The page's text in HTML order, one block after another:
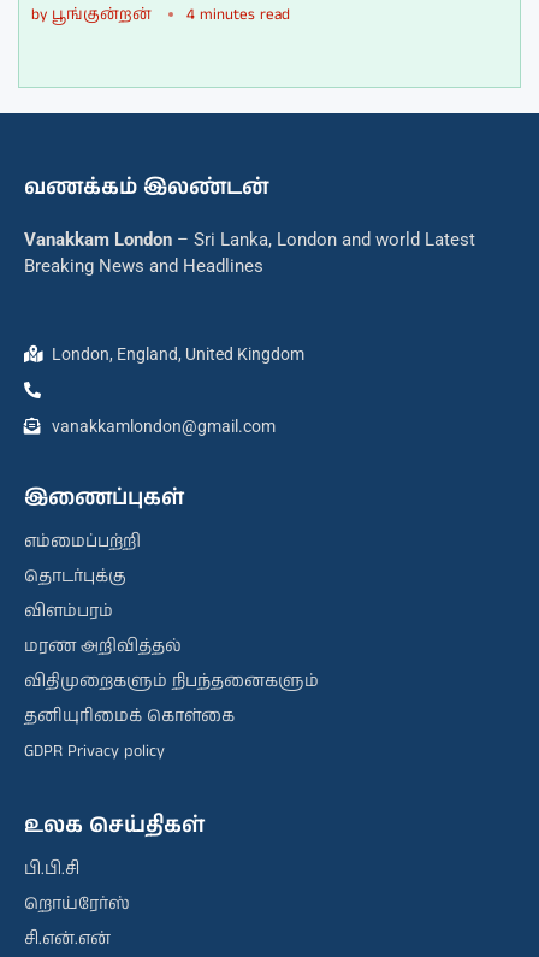
by பூங்குன்றன் 4 minutes read
வணக்கம் இலண்டன்
Vanakkam London – Sri Lanka, London and world Latest
Breaking News and Headlines
London, England, United Kingdom
vanakkamlondon@gmail.com
இணைப்புகள்
எம்மைப்பற்றி
தொடர்புக்கு
விளம்பரம்
மரண அறிவித்தல்
விதிமுறைகளும் நிபந்தனைகளும்
தனியுரிமைக் கொள்கை
GDPR Privacy policy
உலக செய்திகள்
பி.பி.சி
றொய்ரேர்ஸ்
சி.என்.என்